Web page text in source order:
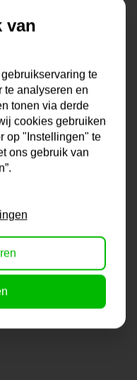
zo heb je altijd de
met ophangen, dit
Of je nu gaat voor een
uitgesproken, deze
de aandacht die
van
te
te analyseren en
tonen via derde
cookies gebruiken
op "Instellingen" te
ons gebruik van